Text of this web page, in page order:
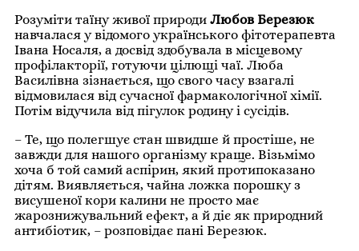
Розуміти таїну живої природи Любов Березюк
навчалася у відомого українського фітотерапевта
Івана Носаля, а досвід здобувала в місцевому
профілакторії, готуючи цілющі чаї. Люба
Василівна зізнається, що свого часу взагалі
відмовилася від сучасної фармакологічної хімії.
Потім відучила від пігулок родину і сусідів.
– Те, що полегшує стан швидше й простіше, не
завжди для нашого організму краще. Візьмімо
хоча б той самий аспірин, який протипоказано
дітям. Виявляється, чайна ложка порошку з
висушеної кори калини не просто має
жарознижувальний ефект, а й діє як природний
антибіотик, – розповідає пані Березюк.